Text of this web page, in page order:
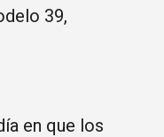
39,
en que los